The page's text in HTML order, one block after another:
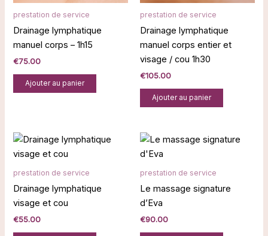
prestation de service
Drainage lymphatique
manuel corps – 1h15
€75.00
Ajouter au panier
prestation de service
Drainage lymphatique
manuel corps entier et
visage / cou 1h30
€105.00
Ajouter au panier
prestation de service
Drainage lymphatique
visage et cou
€55.00
prestation de service
Le massage signature
d’Eva
€90.00